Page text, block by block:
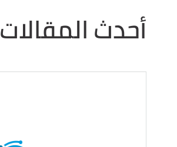
أحدث المقالات